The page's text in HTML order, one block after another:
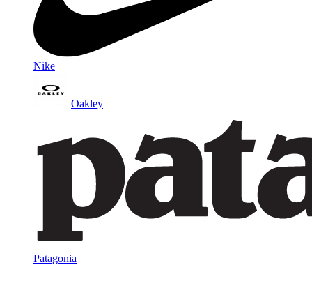
Nike
Oakley
Patagonia